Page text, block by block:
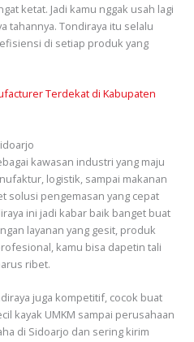
ketat. Jadi kamu nggak usah lagi
tahannya. Tondiraya itu selalu
di setiap produk yang
Terdekat di Kabupaten
kawasan industri yang maju
logistik, sampai makanan
solusi pengemasan yang cepat
ini jadi kabar baik banget buat
layanan yang gesit, produk
kamu bisa dapetin tali
ribet.
juga kompetitif, cocok buat
kayak UMKM sampai perusahaan
di Sidoarjo dan sering kirim